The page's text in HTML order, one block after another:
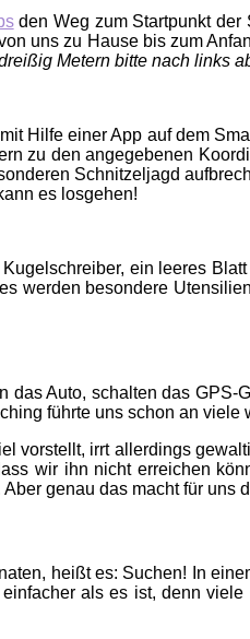
den Weg zum Startpunkt der
uns zu Hause bis zum
Metern bitte nach links
Hilfe einer App auf dem
zu den angegebenen
Schnitzeljagd
es losgehen!
ein leeres
werden besondere
Auto, schalten das
führte uns schon an
vorstellt, irrt allerdings
wir ihn nicht erreichen
genau das macht für
heißt es: Suchen! In
als es ist, denn